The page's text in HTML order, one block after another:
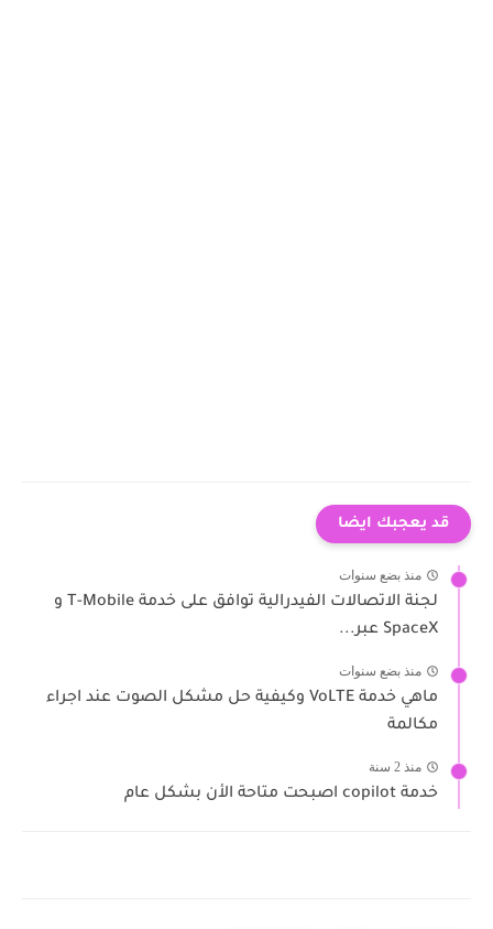
قد يعجبك ايضا
منذ بضع سنوات
لجنة الاتصالات الفيدرالية توافق على خدمة T-Mobile و
SpaceX عبر...
منذ بضع سنوات
ماهي خدمة VoLTE وكيفية حل مشكل الصوت عند اجراء
مكالمة
منذ 2 سنة
خدمة copilot اصبحت متاحة الأن بشكل عام